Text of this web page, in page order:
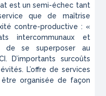
est un semi-échec tant
que de maîtrise
contre-productive : «
intercommunaux et
de se superposer au
D’importants surcoûts
L’offre de services
organisée de façon